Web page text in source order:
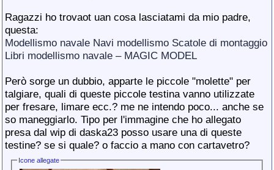
Ragazzi ho trovaot uan cosa lasciatami da mio padre,
questa:
Modellismo navale Navi modellismo Scatole di montaggio
Libri modellismo navale – MAGIC MODEL
Però sorge un dubbio, apparte le piccole "molette" per
talgiare, quali di queste piccole testina vanno utilizzate
per fresare, limare ecc.? me ne intendo poco... anche se
so maneggiarlo. Tipo per l'immagine che ho allegato
presa dal wip di daska23 posso usare una di queste
testine? se si quale? o faccio a mano con cartavetro?
Icone allegate